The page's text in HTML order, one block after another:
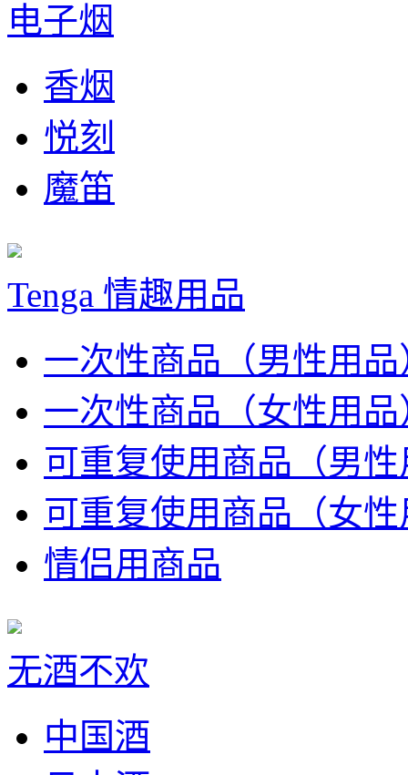
电子烟
香烟
悦刻
魔笛
Tenga 情趣用品
一次性商品（男性用品
一次性商品（女性用品
可重复使用商品（男
可重复使用商品（女
情侣用商品
无酒不欢
中国酒